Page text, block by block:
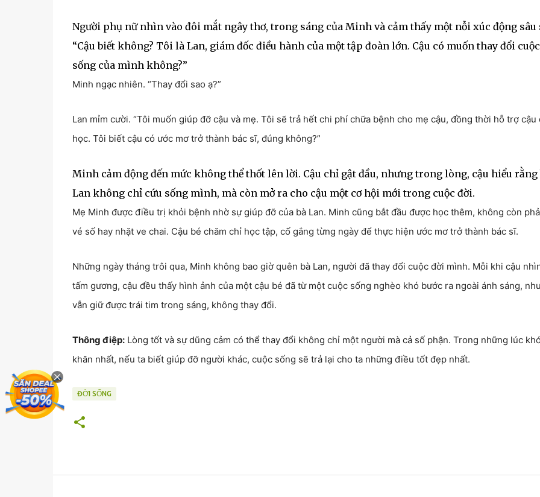
Người phụ nữ nhìn vào đôi mắt ngây thơ, trong sáng của Minh và cảm thấy một nỗi xúc động sâu
“Cậu biết không? Tôi là Lan, giám đốc điều hành của một tập đoàn lớn. Cậu có muốn thay đổi cuộc
sống của mình không?”
Minh ngạc nhiên. “Thay đổi sao ạ?”
Lan mỉm cười. “Tôi muốn giúp đỡ cậu và mẹ. Tôi sẽ trả hết chi phí chữa bệnh cho mẹ cậu, đồng thời hỗ trợ cậu
học. Tôi biết cậu có ước mơ trở thành bác sĩ, đúng không?”
Minh cảm động đến mức không thể thốt lên lời. Cậu chỉ gật đầu, nhưng trong lòng, cậu hiểu rằng
Lan không chỉ cứu sống mình, mà còn mở ra cho cậu một cơ hội mới trong cuộc đời.
Mẹ Minh được điều trị khỏi bệnh nhờ sự giúp đỡ của bà Lan. Minh cũng bắt đầu được học thêm, không còn
vé số hay nhặt ve chai. Cậu bé chăm chỉ học tập, cố gắng từng ngày để thực hiện ước mơ trở thành bác sĩ.
Những ngày tháng trôi qua, Minh không bao giờ quên bà Lan, người đã thay đổi cuộc đời mình. Mỗi khi cậu
tấm gương, cậu đều thấy hình ảnh của một cậu bé đã từ một cuộc sống nghèo khó bước ra ngoài ánh sáng,
vẫn giữ được trái tim trong sáng, không thay đổi.
Thông điệp:Lòng tốt và sự dũng cảm có thể thay đổi không chỉ một người mà cả số phận. Trong những lúc khó
khăn nhất, nếu ta biết giúp đỡ người khác, cuộc sống sẽ trả lại cho ta những điều tốt đẹp nhất.
ĐỜI SỐNG